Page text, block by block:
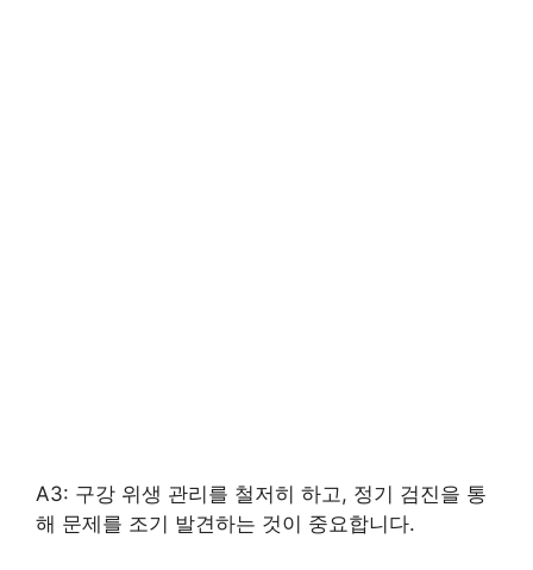
A3: 구강 위생 관리를 철저히 하고, 정기 검진을 통
해 문제를 조기 발견하는 것이 중요합니다.